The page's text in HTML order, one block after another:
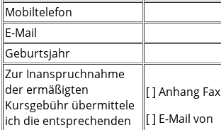
Mobiltelefon
E-Mail
Geburtsjahr
Zur Inanspruchnahme
der ermäßigten
Kursgebühr übermittele
ich die entsprechenden
[ ] Anhang Fax
[ ] E-Mail von